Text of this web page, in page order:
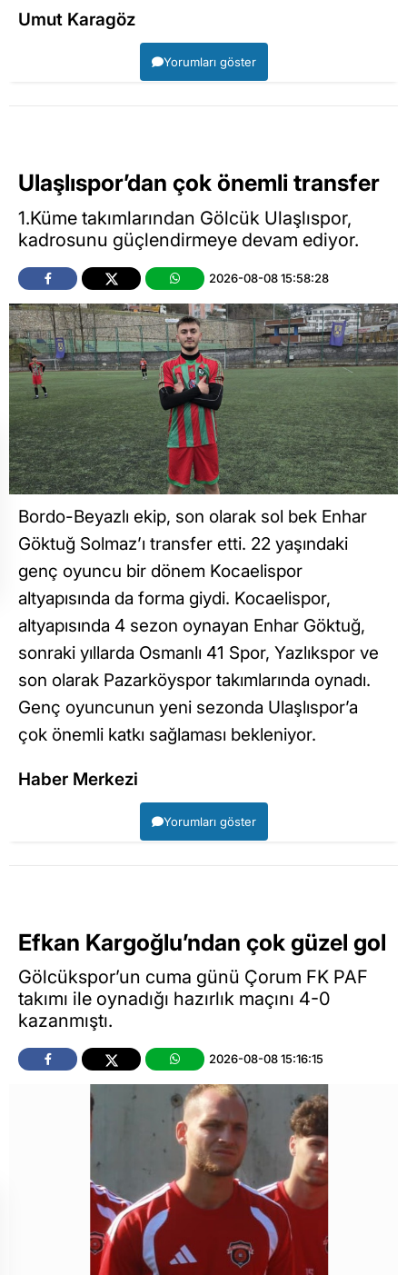
Umut Karagöz
Yorumları göster
Ulaşlıspor’dan çok önemli transfer
1.Küme takımlarından Gölcük Ulaşlıspor,
kadrosunu güçlendirmeye devam ediyor.
2026-08-08 15:58:28
Bordo-Beyazlı ekip, son olarak sol bek Enhar
Göktuğ Solmaz’ı transfer etti. 22 yaşındaki
genç oyuncu bir dönem Kocaelispor
altyapısında da forma giydi. Kocaelispor,
altyapısında 4 sezon oynayan Enhar Göktuğ,
sonraki yıllarda Osmanlı 41 Spor, Yazlıkspor ve
son olarak Pazarköyspor takımlarında oynadı.
Genç oyuncunun yeni sezonda Ulaşlıspor’a
çok önemli katkı sağlaması bekleniyor.
Haber Merkezi
Yorumları göster
Efkan Kargoğlu’ndan çok güzel gol
Gölcükspor’un cuma günü Çorum FK PAF
takımı ile oynadığı hazırlık maçını 4-0
kazanmıştı.
2026-08-08 15:16:15